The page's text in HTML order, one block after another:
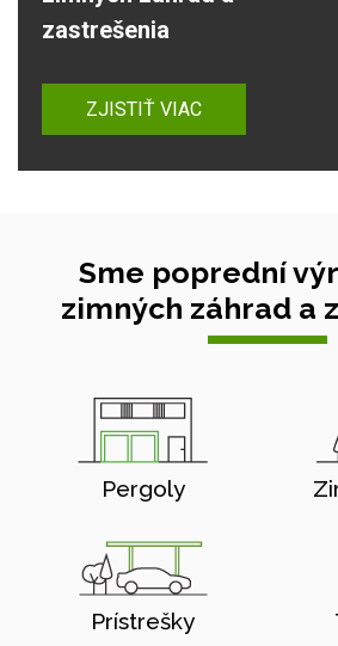
zastrešenia
ZJISTIŤ VIAC
Sme poprední
zimných záhrad a
Pergoly
Prístrešky